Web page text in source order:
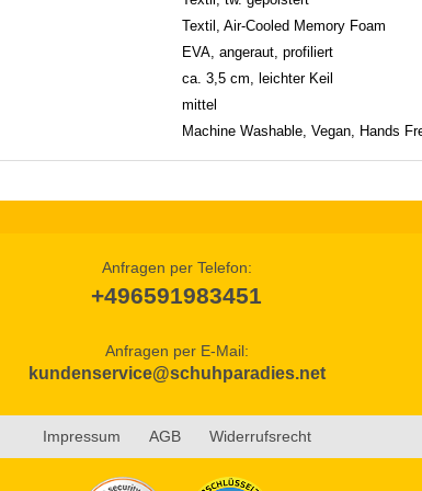
Textil, Air-Cooled Memory Foam
EVA, angeraut, profiliert
ca. 3,5 cm, leichter Keil
mittel
Machine Washable, Vegan, Hands
Anfragen per Telefon:
+496591983451
Anfragen per E-Mail:
kundenservice@schuhparadies.net
Impressum AGB Widerrufsrecht